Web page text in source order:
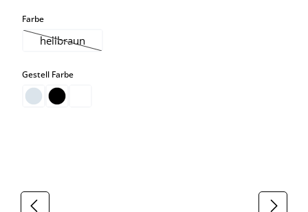
Farbeauswählen
hellbraun
(Diese Option ist zurzeit nicht verfügbar.)
Gestell Farbeauswählen